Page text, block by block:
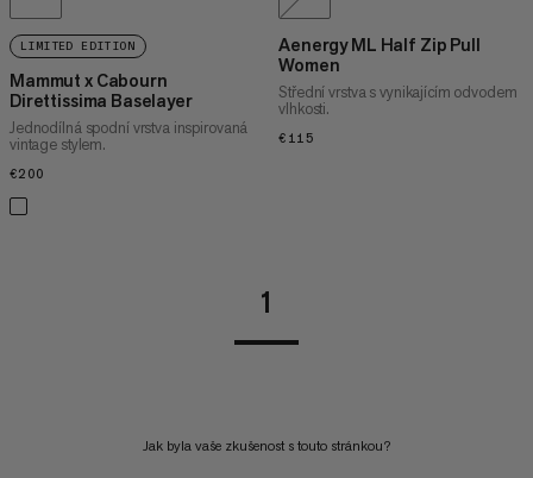
LIMITED EDITION
Mammut x Cabourn
Direttissima Baselayer
Jednodílná spodní vrstva inspirovaná
vintage stylem.
€200
Aenergy ML Half Zip Pull
Women
Střední vrstva s vynikajícím odvodem
vlhkosti.
€115
1
Jak byla vaše zkušenost s touto stránkou?